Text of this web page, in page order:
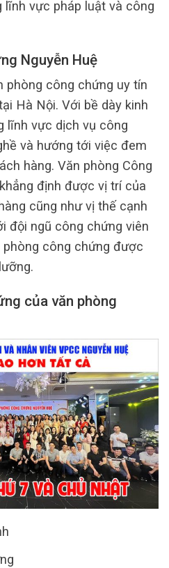
vực pháp luật và công
Nguyễn Huệ
phòng công chứng uy tín
Hà Nội. Với bề dày kinh
lĩnh vực dịch vụ công
và hướng tới việc đem
hàng. Văn phòng Công
định được vị trí của
cũng như vị thế cạnh
đội ngũ công chứng viên
công chứng được
của văn phòng